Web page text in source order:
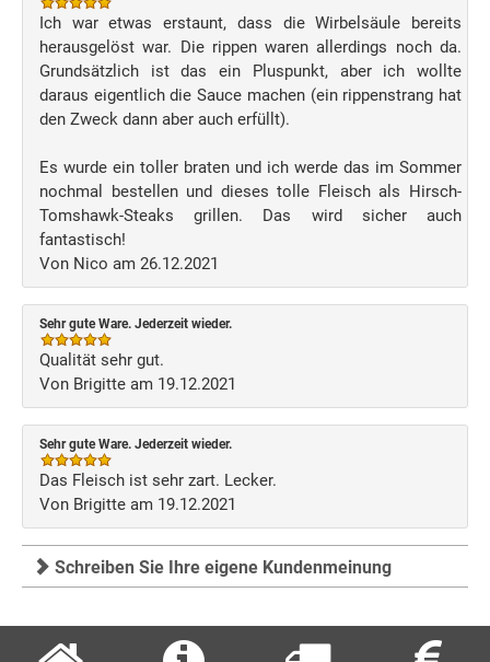
Ich war etwas erstaunt, dass die Wirbelsäule bereits
herausgelöst war. Die rippen waren allerdings noch da.
Grundsätzlich ist das ein Pluspunkt, aber ich wollte
daraus eigentlich die Sauce machen (ein rippenstrang hat
den Zweck dann aber auch erfüllt).
Es wurde ein toller braten und ich werde das im Sommer
nochmal bestellen und dieses tolle Fleisch als Hirsch-
Tomshawk-Steaks grillen. Das wird sicher auch
fantastisch!
Von Nico am 26.12.2021
Sehr gute Ware. Jederzeit wieder.
Qualität sehr gut.
Von Brigitte am 19.12.2021
Sehr gute Ware. Jederzeit wieder.
Das Fleisch ist sehr zart. Lecker.
Von Brigitte am 19.12.2021
Schreiben Sie Ihre eigene Kundenmeinung